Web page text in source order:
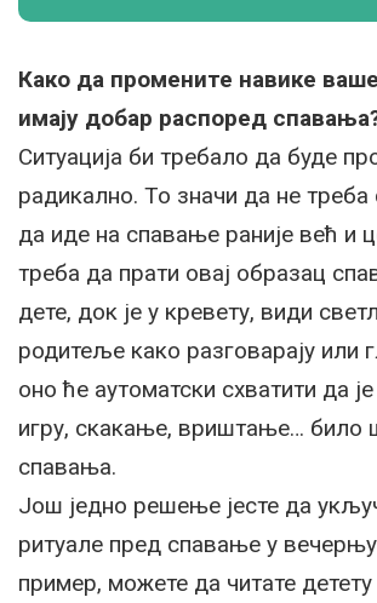
Како да промените навике
имају добар распоред
Ситуација би требало да буде
радикално. То значи да не
да иде на спавање раније већ и
треба да прати овај образац
дете, док је у кревету, види
родитеље како разговарају или
оно ће аутоматски схватити да
игру, скакање, вриштање… било
спавања.
Још једно решење јесте да
ритуале пред спавање у
пример, можете да читате